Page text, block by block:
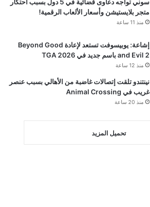
سوني تواجه دعاوى قضائية في 5 دول بسبب احتكار
متجر بلايستيشن وأسعار الألعاب الرقمية!
منذ 11 ساعة
إشاعة: يوبيسوفت تستعد لإعادة Beyond Good
and Evil 2 باسم جديد في TGA 2026
منذ 12 ساعة
نينتندو تلقت إتصالات غاضبة من الأهالي بسبب عنصر
غريب في Animal Crossing
منذ 20 ساعة
تحميل المزيد